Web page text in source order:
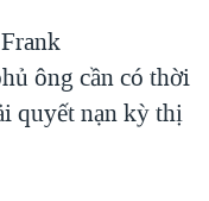
HẢI SÂM
NÔNG THÔN MỸ
ông cần có thời
quyết nạn kỳ thị